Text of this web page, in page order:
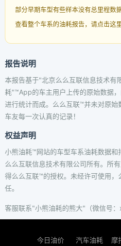
部分早期车型有些样本没有总里程数
查看整个车系的油耗报告，请点击这
报告说明
本报告基于"北京么么互联信息技术有
耗"™App的车主用户上传的原始数据
进行统计而成。么么互联™并未对原始
车友每一次认真的记录！
权益声明
小熊油耗™网站的车型车系油耗数据
么么互联信息技术有限公司所有。所
得么么互联™的授权。未经许可使用
任。
客服联系"小熊油耗的熊大"（微信号：
今日油价 汽车油耗 摩